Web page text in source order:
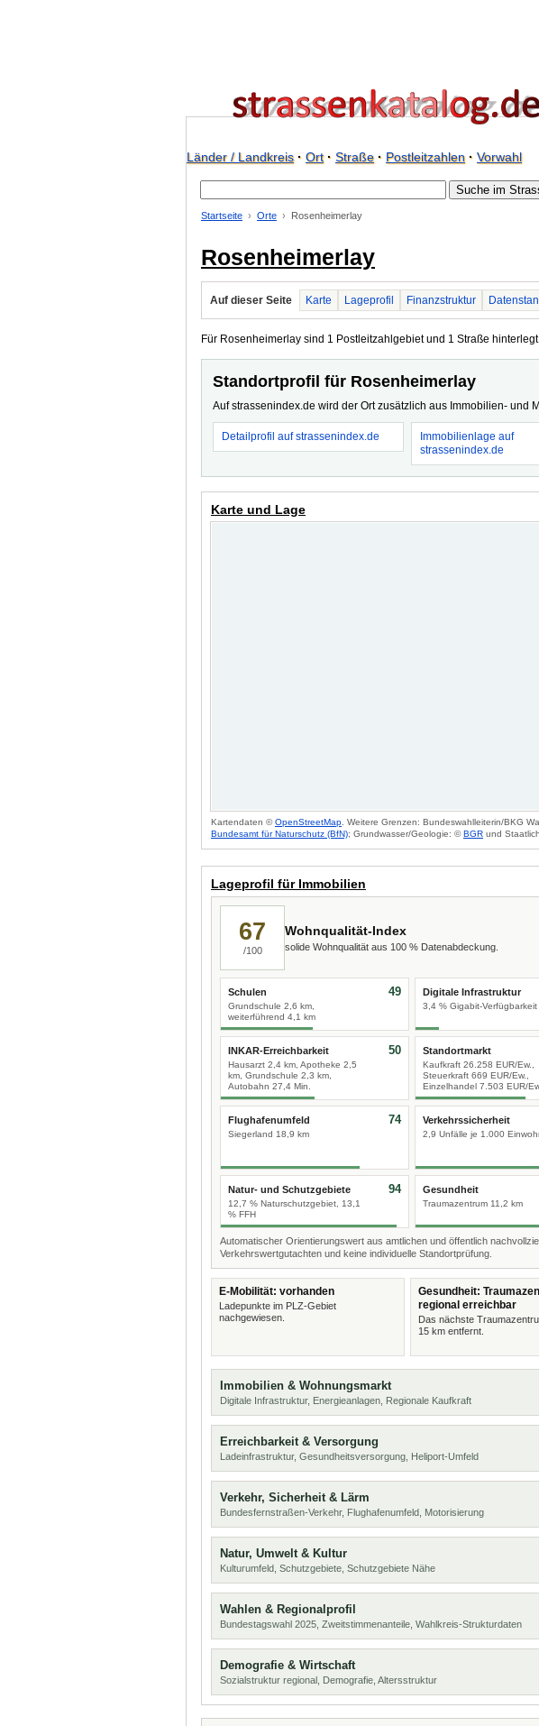
Länder / Landkreis· Ort· Straße· Postleitzahlen· Vorwahl
Startseite Orte Rosenheimerlay
Rosenheimerlay
Auf dieser Seite Karte Lageprofil Finanzstruktur
Für Rosenheimerlay sind 1 Postleitzahlgebiet und 1 Straße
Standortprofil für Rosenheimerlay
Auf strassenindex.de wird der Ort zusätzlich aus Immobilien- und
Detailprofil auf strassenindex.de
Immobilienlage auf
strassenindex.de
Karte und Lage
Kartendaten ©OpenStreetMap . Weitere Grenzen: Bundeswahlleiterin/BKG
Bundesamt für Naturschutz (BfN); Grundwasser/Geologie: ©BGR und
Lageprofil für Immobilien
67
/100
Wohnqualität-Index
solide Wohnqualität aus 100 % Datenabdeckung.
Schulen
Grundschule 2,6 km,
weiterführend 4,1 km
49 Digitale Infrastruktur
3,4 % Gigabit-Verfügbarkeit
INKAR-Erreichbarkeit
Hausarzt 2,4 km, Apotheke 2,5
km, Grundschule 2,3 km,
Autobahn 27,4 Min.
50 Standortmarkt
Kaufkraft 26.258 EUR/Ew.,
Steuerkraft 669 EUR/Ew.,
Einzelhandel 7.503 EUR/
Flughafenumfeld
Siegerland 18,9 km
74 Verkehrssicherheit
2,9 Unfälle je 1.000
Natur- und Schutzgebiete
12,7 % Naturschutzgebiet, 13,1
% FFH
94 Gesundheit
Traumazentrum 11,2 km
Automatischer Orientierungswert aus amtlichen und öffentlich
Verkehrswertgutachten und keine individuelle Standortprüfung.
E-Mobilität: vorhanden
Ladepunkte im PLZ-Gebiet
nachgewiesen.
Gesundheit:
regional erreichbar
Das nächste
15 km entfernt.
Immobilien & Wohnungsmarkt
Digitale Infrastruktur, Energieanlagen, Regionale Kaufkraft
Erreichbarkeit & Versorgung
Ladeinfrastruktur, Gesundheitsversorgung, Heliport-Umfeld
Verkehr, Sicherheit & Lärm
Bundesfernstraßen-Verkehr, Flughafenumfeld, Motorisierung
Natur, Umwelt & Kultur
Kulturumfeld, Schutzgebiete, Schutzgebiete Nähe
Wahlen & Regionalprofil
Bundestagswahl 2025, Zweitstimmenanteile, Wahlkreis-Strukturdaten
Demografie & Wirtschaft
Sozialstruktur regional, Demografie, Altersstruktur